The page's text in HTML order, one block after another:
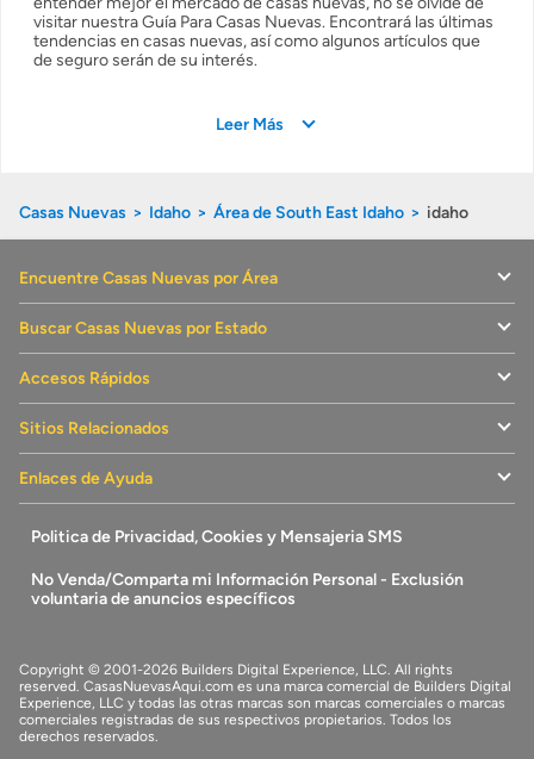
Obtener ofertas por mi casa
visitar nuestra Guía Para Casas Nuevas. Encontrará las últimas
tendencias en casas nuevas, así como algunos artículos que
de seguro serán de su interés.
Leer Más
Casas Nuevas Idaho Área de South East Idaho idaho
Encuentre Casas Nuevas por Área
Buscar Casas Nuevas por Estado
Accesos Rápidos
Sitios Relacionados
Enlaces de Ayuda
Politica de Privacidad, Cookies y Mensajeria SMS
No Venda/Comparta mi Información Personal - Exclusión
voluntaria de anuncios específicos
Copyright © 2001-2026 Builders Digital Experience, LLC. All rights
reserved. CasasNuevasAqui.com es una marca comercial de Builders Digital
Experience, LLC y todas las otras marcas son marcas comerciales o marcas
comerciales registradas de sus respectivos propietarios. Todos los
derechos reservados.